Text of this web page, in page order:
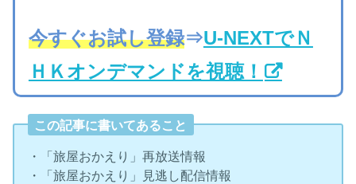
今すぐお試し登録⇒U-NEXTでＮ
ＨＫオンデマンドを視聴！
この記事に書いてあること
・「旅屋おかえり」再放送情報
・「旅屋おかえり」見逃し配信情報